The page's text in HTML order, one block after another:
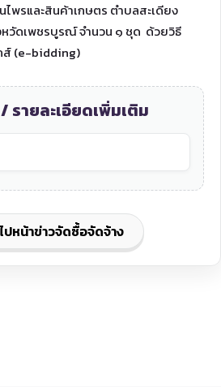
พรและสินค้าเกษตร ตำบลสะเดียง
วัดเพชรบูรณ์ จำนวน ๑ ชุด ด้วยวิธี
ส์ (e-bidding)
รายละเอียดเพิ่มเติม
ปหน้าข่าวจัดซื้อจัดจ้าง